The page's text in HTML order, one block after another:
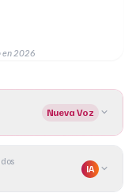
en 2026
Nueva Voz
IA